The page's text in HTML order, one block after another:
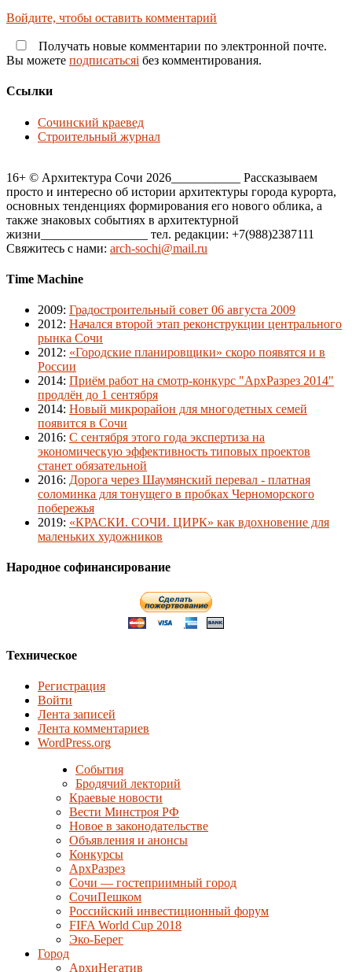
Войдите, чтобы оставить комментарий
Получать новые комментарии по электронной почте.
Вы можете подписатьсяi без комментирования.
Ссылки
Сочинский краевед
Строительный журнал
16+ © Архитектура Сочи 2026___________ Рассказываем
просто и интересно об истории архитектуры города курорта,
основных тенденциях формирования его нового облика, а
также знаковых событиях в архитектурной
жизни_________________ тел. редакции: +7(988)2387111
Свяжитесь с нами: arch-sochi@mail.ru
Time Machine
2009: Градостроительный совет 06 августа 2009
2012: Начался второй этап реконструкции центрального
рынка Сочи
2012: «Городские планировщики» скоро появятся и в
России
2014: Приём работ на смотр-конкурс "АрхРазрез 2014"
продлён до 1 сентября
2014: Новый микрорайон для многодетных семей
появится в Сочи
2016: С сентября этого года экспертиза на
экономическую эффективность типовых проектов
станет обязательной
2016: Дорога через Шаумянский перевал - платная
соломинка для тонущего в пробках Черноморского
побережья
2019: «КРАСКИ. СОЧИ. ЦИРК» как вдохновение для
маленьких художников
Народное софинансирование
Техническое
Регистрация
Войти
Лента записей
Лента комментариев
WordPress.org
События
Бродячий лекторий
Краевые новости
Вести Минстроя РФ
Новое в законодательстве
Объявления и анонсы
Конкурсы
АрхРазрез
Сочи — гостеприимный город
СочиПешком
Российский инвестиционный форум
FIFA World Cup 2018
Эко-Берег
Город
АрхиНегатив